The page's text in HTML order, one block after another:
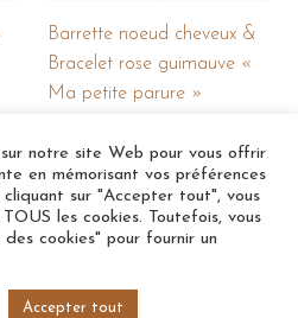
Barrette noeud cheveux &
Bracelet rose guimauve «
Ma petite parure »
Sold out
notre site Web pour vous offrir
en mémorisant vos préférences
sur "Accepter tout", vous
les cookies. Toutefois, vous
cookies" pour fournir un
Accepter tout